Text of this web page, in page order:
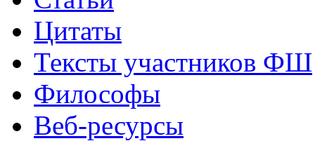
Цитаты
Тексты участников ФШ
Философы
Веб-ресурсы